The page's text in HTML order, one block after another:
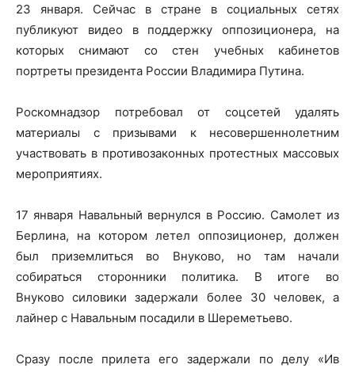
23 января. Сейчас в стране в социальных сетях
публикуют видео в поддержку оппозиционера, на
которых снимают со стен учебных кабинетов
портреты президента России Владимира Путина.
Роскомнадзор потребовал от соцсетей удалять
материалы с призывами к несовершеннолетним
участвовать в противозаконных протестных массовых
мероприятиях.
17 января Навальный вернулся в Россию. Самолет из
Берлина, на котором летел оппозиционер, должен
был приземлиться во Внуково, но там начали
собираться сторонники политика. В итоге во
Внуково силовики задержали более 30 человек, а
лайнер с Навальным посадили в Шереметьево.
Сразу после прилета его задержали по делу «Ив